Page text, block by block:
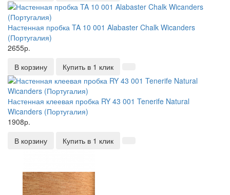
Настенная пробка TA 10 001 Alabaster Chalk Wicanders
(Португалия)
2655р.
В корзину
Купить в 1 клик
Настенная клеевая пробка RY 43 001 Tenerife Natural
Wicanders (Португалия)
1908р.
В корзину
Купить в 1 клик